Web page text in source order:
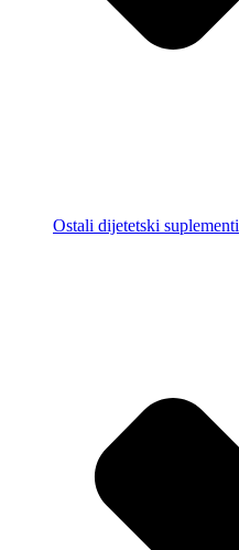
Ostali dijetetski suplementi